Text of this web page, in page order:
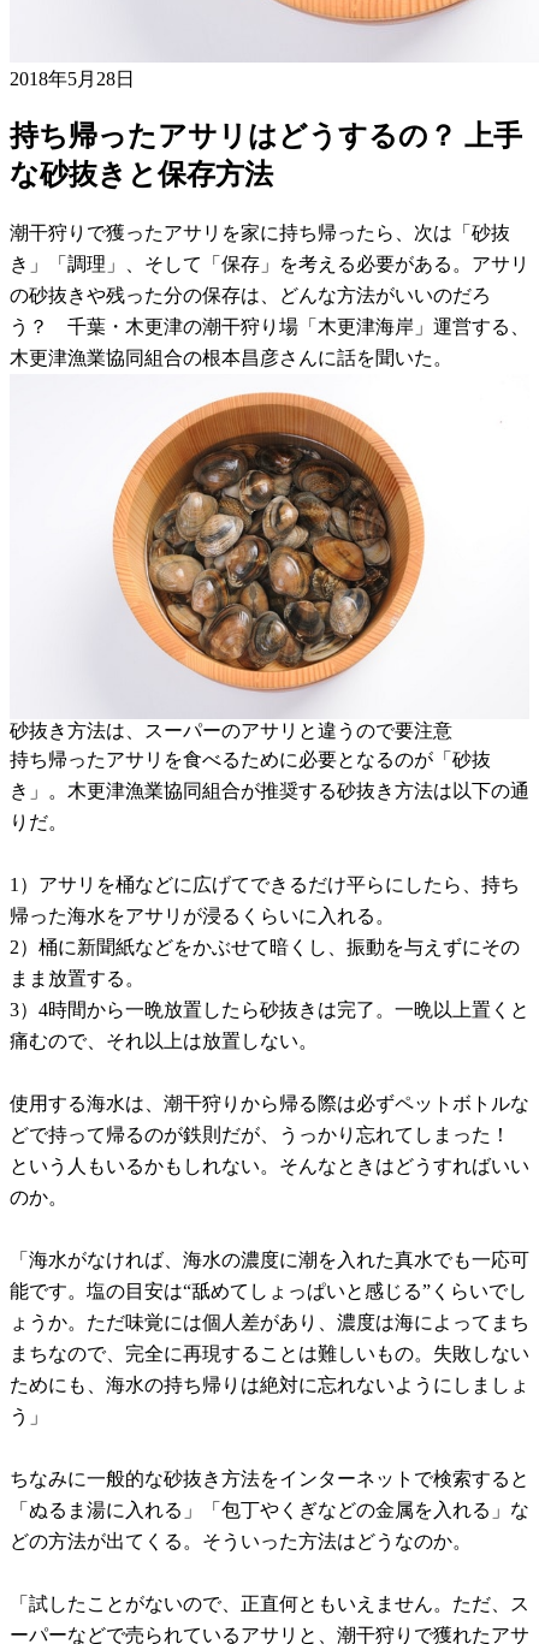
2018年5月28日
持ち帰ったアサリはどうするの？ 上手
な砂抜きと保存方法
潮干狩りで獲ったアサリを家に持ち帰ったら、次は「砂抜
き」「調理」、そして「保存」を考える必要がある。アサリ
の砂抜きや残った分の保存は、どんな方法がいいのだろ
う？ 千葉・木更津の潮干狩り場「木更津海岸」運営する、
木更津漁業協同組合の根本昌彦さんに話を聞いた。
砂抜き方法は、スーパーのアサリと違うので要注意
持ち帰ったアサリを食べるために必要となるのが「砂抜
き」。木更津漁業協同組合が推奨する砂抜き方法は以下の通
りだ。
1）アサリを桶などに広げてできるだけ平らにしたら、持ち
帰った海水をアサリが浸るくらいに入れる。
2）桶に新聞紙などをかぶせて暗くし、振動を与えずにその
まま放置する。
3）4時間から一晩放置したら砂抜きは完了。一晩以上置くと
痛むので、それ以上は放置しない。
使用する海水は、潮干狩りから帰る際は必ずペットボトルな
どで持って帰るのが鉄則だが、うっかり忘れてしまった！
という人もいるかもしれない。そんなときはどうすればいい
のか。
「海水がなければ、海水の濃度に潮を入れた真水でも一応可
能です。塩の目安は“舐めてしょっぱいと感じる”くらいでし
ょうか。ただ味覚には個人差があり、濃度は海によってまち
まちなので、完全に再現することは難しいもの。失敗しない
ためにも、海水の持ち帰りは絶対に忘れないようにしましょ
う」
ちなみに一般的な砂抜き方法をインターネットで検索すると
「ぬるま湯に入れる」「包丁やくぎなどの金属を入れる」な
どの方法が出てくる。そういった方法はどうなのか。
「試したことがないので、正直何ともいえません。ただ、ス
ーパーなどで売られているアサリと、潮干狩りで獲れたアサ